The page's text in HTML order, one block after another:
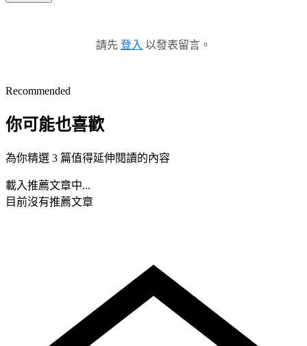
請先 登入 以發表留言。
Recommended
你可能也喜歡
為你精選 3 篇值得延伸閱讀的內容
載入推薦文章中...
目前沒有推薦文章